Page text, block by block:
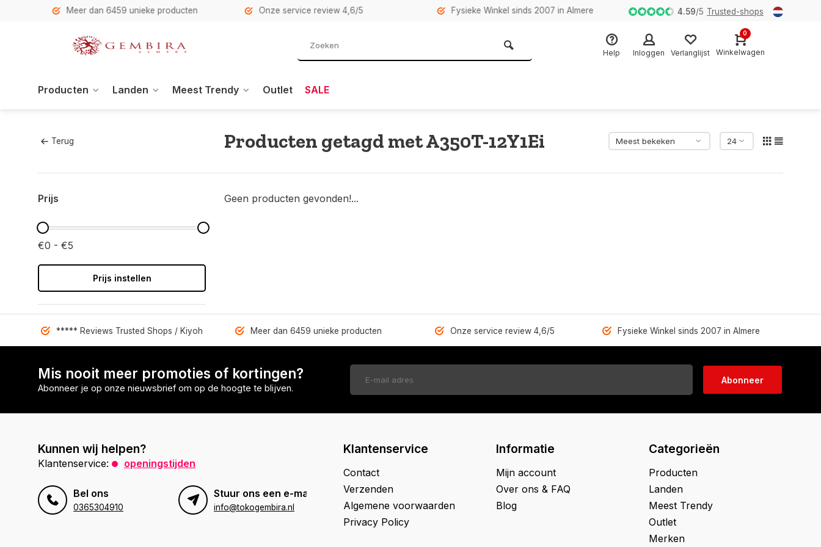
Meer dan 6459 unieke producten Onze service review 4,6/5 Fysieke Winkel sinds 2007 in Almere 4.59/5 Trusted-shops
Help Inloggen Verlanglijst
0
Winkelwagen
Producten Landen Meest Trendy Outlet SALE
Terug Producten getagd met A350T-12Y1Ei
Prijs
€0 - €5
Prijs instellen
Geen producten gevonden!...
***** Reviews Trusted Shops / Kiyoh Meer dan 6459 unieke producten Onze service review 4,6/5 Fysieke Winkel sinds 2007 in Almere
Mis nooit meer promoties of kortingen?
Abonneer je op onze nieuwsbrief om op de hoogte te blijven.
Abonneer
Kunnen wij helpen?
Klantenservice: openingstijden
Bel ons
0365304910
Stuur ons een e-mail
info@tokogembira.nl
Klantenservice
Contact
Verzenden
Algemene voorwaarden
Privacy Policy
Informatie
Mijn account
Over ons & FAQ
Blog
Categorieën
Producten
Landen
Meest Trendy
Outlet
Merken